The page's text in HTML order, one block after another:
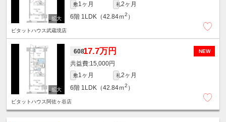
敷1ヶ月 礼2ヶ月
6階 1LDK（42.84ｍ2 ）
ピタットハウス武蔵境店
NEW
60817.7万円
15,000円
敷1ヶ月 礼2ヶ月
6階 1LDK（42.84ｍ2 ）
ピタットハウス阿佐ヶ谷店